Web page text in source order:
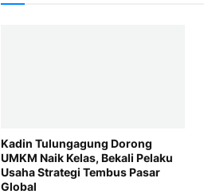
Kadin Tulungagung Dorong
UMKM Naik Kelas, Bekali Pelaku
Usaha Strategi Tembus Pasar
Global